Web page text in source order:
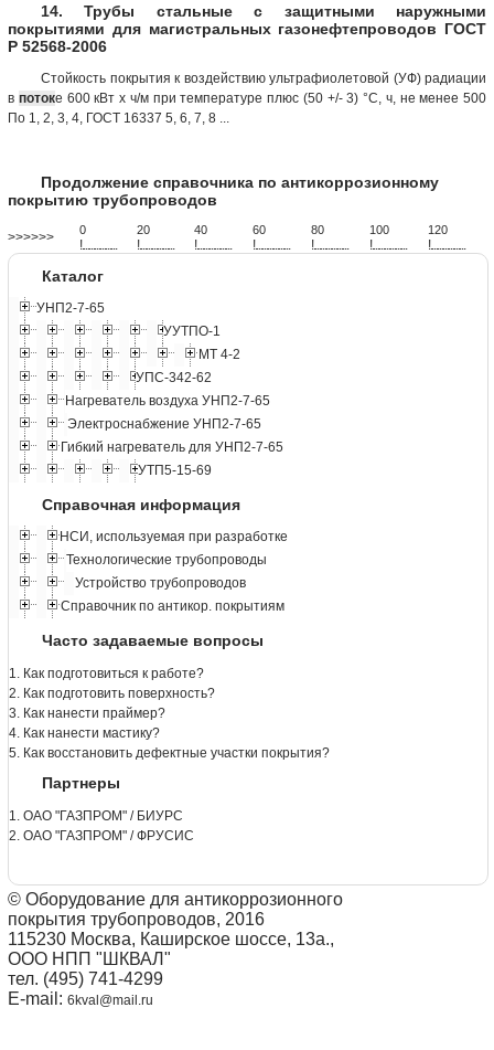
14. Трубы стальные с защитными наружными
покрытиями для магистральных газонефтепроводов ГОСТ
Р 52568-2006
Стойкость покрытия к воздействию ультрафиолетовой (УФ) радиации
в потоке 600 кВт х ч/м при температуре плюс (50 +/- 3) °С, ч, не менее 500
По 1, 2, 3, 4, ГОСТ 16337 5, 6, 7, 8 ...
Продолжение справочника по антикоррозионному
покрытию трубопроводов
>>>>>> 0
!...................
20
!...................
40
!...................
60
!...................
80
!...................
100
!...................
120
!...................
Каталог
УНП2-7-65
УУТПО-1
МТ 4-2
УПС-342-62
Нагреватель воздуха УНП2-7-65
Электроснабжение УНП2-7-65
Гибкий нагреватель для УНП2-7-65
УТП5-15-69
Справочная информация
НСИ, используемая при разработке
Технологические трубопроводы
Устройство трубопроводов
Справочник по антикор. покрытиям
Часто задаваемые вопросы
1. Как подготовиться к работе?
2. Как подготовить поверхность?
3. Как нанести праймер?
4. Как нанести мастику?
5. Как восстановить дефектные участки покрытия?
Партнеры
1. ОАО "ГАЗПРОМ" / БИУРС
2. ОАО "ГАЗПРОМ" / ФРУСИС
© Оборудование для антикоррозионного
покрытия трубопроводов, 2016
115230 Москва, Каширское шоссе, 13а.,
ООО НПП "ШКВАЛ"
тел. (495) 741-4299
E-mail: 6kval@mail.ru